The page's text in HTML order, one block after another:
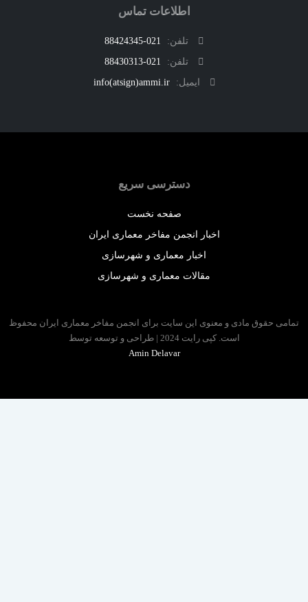
اطلاعات تماس
تلفن:
021-88424345
تلفن:
021-88430313
ایمیل:
info(atsign)ammi.ir
دسترسی سریع
صفحه نخست
اخبار انجمن مفاخر معماری ایران
اخبار معماری و شهرسازی
مقالات معماری و شهرسازی
حقوق مادی و معنوی این سایت برای انجمن مفاخر معماری ایران محفوظ
است. کپی رایت 2024 | طراحی و توسعه توسط
Amin Delavar